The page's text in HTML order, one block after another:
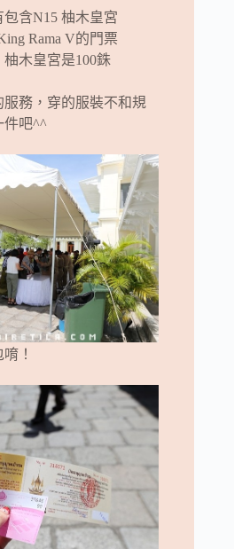
含N15 柚木皇宮
Rama V的門票
木皇宮是100銖
務，穿的服裝不和規
件吧^^
！